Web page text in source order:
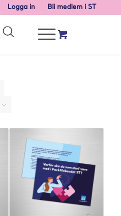
Logga in Bli medlem i ST